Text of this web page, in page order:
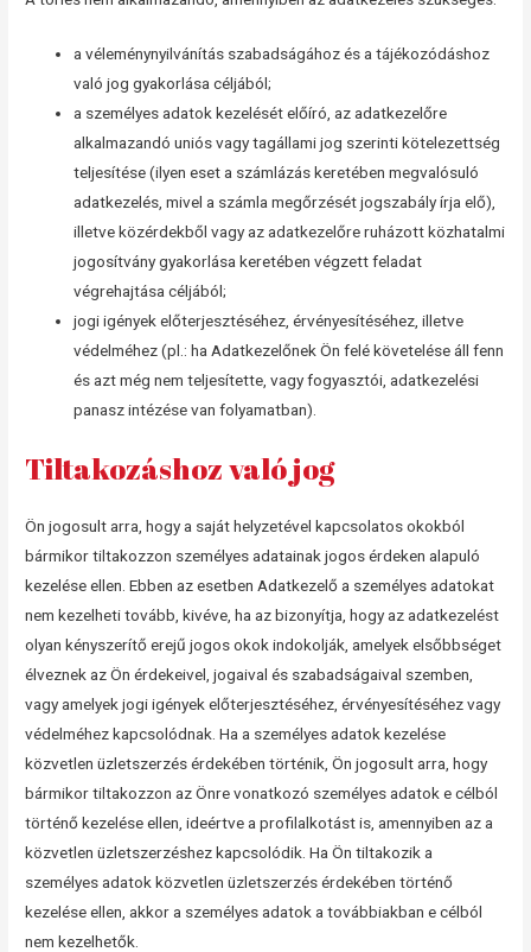
a véleménynyilvánítás szabadságához és a tájékozódáshoz
való jog gyakorlása céljából;
a személyes adatok kezelését előíró, az adatkezelőre
alkalmazandó uniós vagy tagállami jog szerinti kötelezettség
teljesítése (ilyen eset a számlázás keretében megvalósuló
adatkezelés, mivel a számla megőrzését jogszabály írja elő),
illetve közérdekből vagy az adatkezelőre ruházott közhatalmi
jogosítvány gyakorlása keretében végzett feladat
végrehajtása céljából;
jogi igények előterjesztéséhez, érvényesítéséhez, illetve
védelméhez (pl.: ha Adatkezelőnek Ön felé követelése áll fenn
és azt még nem teljesítette, vagy fogyasztói, adatkezelési
panasz intézése van folyamatban).
Tiltakozáshoz való jog
Ön jogosult arra, hogy a saját helyzetével kapcsolatos okokból
bármikor tiltakozzon személyes adatainak jogos érdeken alapuló
kezelése ellen. Ebben az esetben Adatkezelő a személyes adatokat
nem kezelheti tovább, kivéve, ha az bizonyítja, hogy az adatkezelést
olyan kényszerítő erejű jogos okok indokolják, amelyek elsőbbséget
élveznek az Ön érdekeivel, jogaival és szabadságaival szemben,
vagy amelyek jogi igények előterjesztéséhez, érvényesítéséhez vagy
védelméhez kapcsolódnak. Ha a személyes adatok kezelése
közvetlen üzletszerzés érdekében történik, Ön jogosult arra, hogy
bármikor tiltakozzon az Önre vonatkozó személyes adatok e célból
történő kezelése ellen, ideértve a profilalkotást is, amennyiben az a
közvetlen üzletszerzéshez kapcsolódik. Ha Ön tiltakozik a
személyes adatok közvetlen üzletszerzés érdekében történő
kezelése ellen, akkor a személyes adatok a továbbiakban e célból
nem kezelhetők.